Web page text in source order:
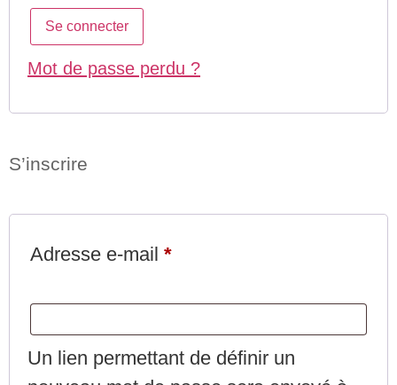
Se connecter
Mot de passe perdu ?
S’inscrire
Adresse e-mail *
Un lien permettant de définir un